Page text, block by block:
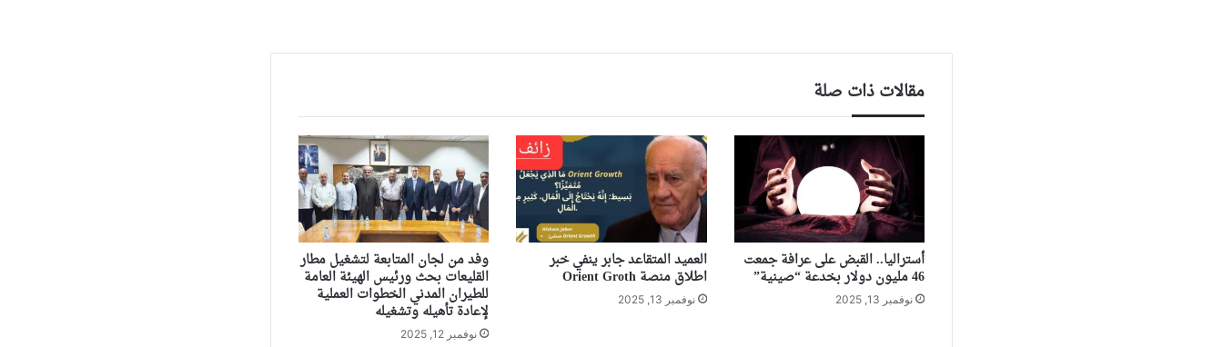
مقالات ذات صلة
أستراليا.. القبض على عرافة جمعت
46 مليون دولار بخدعة “صينية”
نوفمبر 13, 2025
العميد المتقاعد جابر ينفي خبر
اطلاق منصة Orient Groth
نوفمبر 13, 2025
وفد من لجان المتابعة لتشغيل مطار
القليعات بحث ورئيس الهيئة العامة
للطيران المدني الخطوات العملية
لإعادة تأهيله وتشغيله
نوفمبر 12, 2025